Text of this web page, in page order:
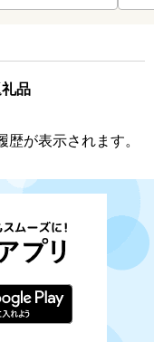
品
が表示されます。